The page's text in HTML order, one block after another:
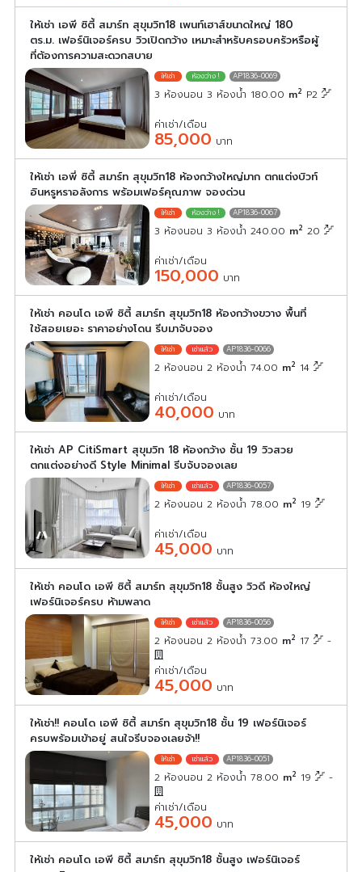
ให้เช่า เอพี ซิตี้ สมาร์ท สุขุมวิท18 เพนท์เฮาส์ขนาดใหญ่ 180
ตร.ม. เฟอร์นิเจอร์ครบ วิวเปิดกว้าง เหมาะสำหรับครอบครัวหรือผู้
ที่ต้องการความสะดวกสบาย
AP1836-0069
3 ห้องนอน 3 ห้องน้ำ 180.00 m2 P2
ค่าเช่า/เดือน
85,000 บาท
ให้เช่า เอพี่ ซิตี้ สมาร์ท สุขุมวิท18 ห้องกว้างใหญ่มาก ตกแต่งบิวท์
อินหรูหราอลังการ พร้อมเฟอร์คุณภาพ จองด่วน
AP1836-0067
3 ห้องนอน 3 ห้องน้ำ 240.00 m2 20
ค่าเช่า/เดือน
150,000 บาท
ให้เช่า คอนโด เอพี ซิตี้ สมาร์ท สุขุมวิท18 ห้องกว้างขวาง พื้นที่
ใช้สอยเยอะ ราคาอย่างโดน รีบมาจับจอง
AP1836-0066
2 ห้องนอน 2 ห้องน้ำ 74.00 m2 14
ค่าเช่า/เดือน
40,000 บาท
ให้เช่า AP CitiSmart สุขุมวิท 18 ห้องกว้าง ชั้น 19 วิวสวย
ตกแต่งอย่างดี Style Minimal รีบจับจองเลย
AP1836-0057
2 ห้องนอน 2 ห้องน้ำ 78.00 m2 19
ค่าเช่า/เดือน
45,000 บาท
ให้เช่า คอนโด เอพี ซิตี้ สมาร์ท สุขุมวิท18 ชั้นสูง วิวดี ห้องใหญ่
เฟอร์นิเจอร์ครบ ห้ามพลาด
AP1836-0056
2 ห้องนอน 2 ห้องน้ำ 73.00 m2 17 -
ค่าเช่า/เดือน
45,000 บาท
ให้เช่า!! คอนโด เอพี ซิตี้ สมาร์ท สุขุมวิท18 ชั้น 19 เฟอร์นิเจอร์
ครบพร้อมเข้าอยู่ สนใจรีบจองเลยจ้า!!
AP1836-0051
2 ห้องนอน 2 ห้องน้ำ 78.00 m2 19 -
ค่าเช่า/เดือน
45,000 บาท
ให้เช่า คอนโด เอพี ซิตี้ สมาร์ท สุขุมวิท18 ชั้นสูง เฟอร์นิเจอร์